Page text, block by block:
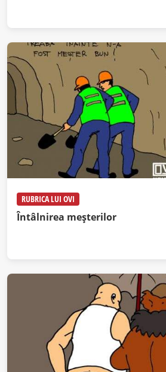
RUBRICA LUI OVI
Întâlnirea meșterilor